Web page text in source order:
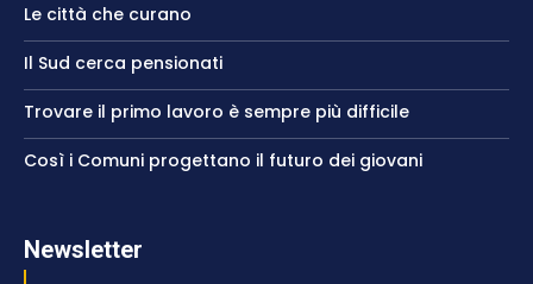
Le città che curano
Il Sud cerca pensionati
Trovare il primo lavoro è sempre più difficile
Così i Comuni progettano il futuro dei giovani
Newsletter